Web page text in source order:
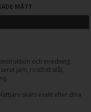
och inredning.
järn, rostfritt stål,
skärs exakt efter dina